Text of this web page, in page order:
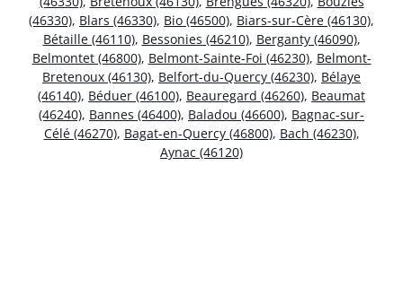
(46330), Blars (46330), Bio (46500), Biars-sur-Cère (46130),
Bétaille (46110), Bessonies (46210), Berganty (46090),
Belmontet (46800), Belmont-Sainte-Foi (46230), Belmont-
Bretenoux (46130), Belfort-du-Quercy (46230), Bélaye
(46140), Béduer (46100), Beauregard (46260), Beaumat
(46240), Bannes (46400), Baladou (46600), Bagnac-sur-
Célé (46270), Bagat-en-Quercy (46800), Bach (46230),
Aynac (46120)